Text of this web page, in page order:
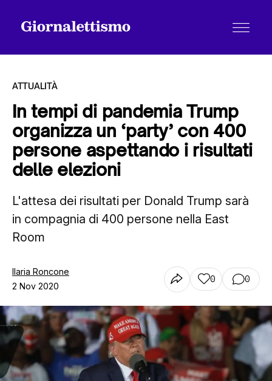
Tutti gli articoli
Contatti
ATTUALITÀ
In tempi di pandemia Trump
organizza un ‘party’ con 400
persone aspettando i risultati
delle elezioni
L'attesa dei risultati per Donald Trump sarà
in compagnia di 400 persone nella East
Room
Ilaria Roncone
2 Nov 2020
0 0